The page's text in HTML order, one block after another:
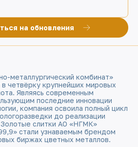
на обновления
металлургический комбинат»
четвёрку крупнейших мировых
Являясь современным
последние инновации
компания освоила полный цикл
до реализации
слитки АО «НГМК»
стали узнаваемым брендом
биржах цветных металлов.